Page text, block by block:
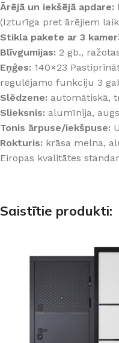
Ārējā un iekšējā apdare:
(Izturīga pret ārējiem
Stikla pakete ar 3
Blīvgumijas: 2 gb.,
Eņģes: 140×23
regulējamo funkciju 3
Slēdzene: automātiskā,
Slieksnis: alumīnija,
Tonis ārpuse/iekšpuse:
Rokturis: krāsa melna,
Eiropas kvalitātes
Saistītie produkti: